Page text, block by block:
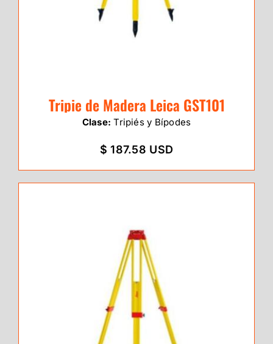
Tripie de Madera Leica GST101
Clase: Tripiés y Bípodes
$ 187.58 USD